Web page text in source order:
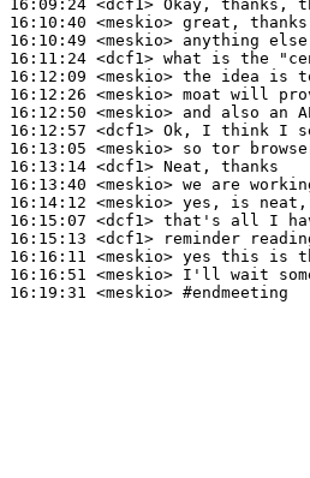
16:09:24 <dcf1>
16:10:40 <meskio>
16:10:49 <meskio>
16:11:24 <dcf1>
16:12:09 <meskio>
16:12:26 <meskio>
16:12:50 <meskio>
16:12:57 <dcf1>
16:13:05 <meskio>
16:13:14 <dcf1>
16:13:40 <meskio>
16:14:12 <meskio>
16:15:07 <dcf1>
16:15:13 <dcf1>
16:16:11 <meskio>
16:16:51 <meskio>
16:19:31 <meskio> #endmeeting